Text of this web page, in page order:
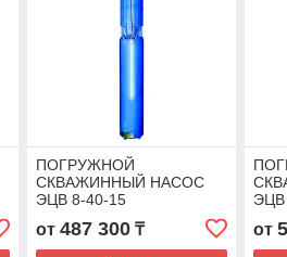
ПОГРУЖНОЙ
СКВАЖИННЫЙ НАСОС
ЭЦВ 8-40-15
от 487 300₸
ЭЦВ
от